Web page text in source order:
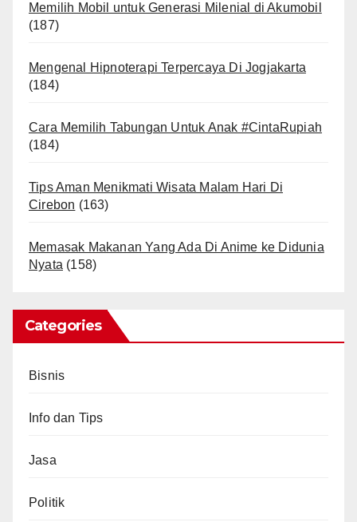
Memilih Mobil untuk Generasi Milenial di Akumobil
(187)
Mengenal Hipnoterapi Terpercaya Di Jogjakarta
(184)
Cara Memilih Tabungan Untuk Anak #CintaRupiah
(184)
Tips Aman Menikmati Wisata Malam Hari Di
Cirebon (163)
Memasak Makanan Yang Ada Di Anime ke Didunia
Nyata (158)
Categories
Bisnis
Info dan Tips
Jasa
Politik